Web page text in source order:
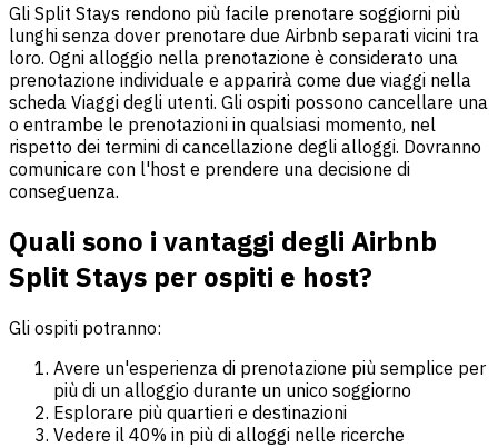
Gli Split Stays rendono più facile prenotare soggiorni più
lunghi senza dover prenotare due Airbnb separati vicini tra
loro. Ogni alloggio nella prenotazione è considerato una
prenotazione individuale e apparirà come due viaggi nella
scheda Viaggi degli utenti. Gli ospiti possono cancellare una
o entrambe le prenotazioni in qualsiasi momento, nel
rispetto dei termini di cancellazione degli alloggi. Dovranno
comunicare con l'host e prendere una decisione di
conseguenza.
Quali sono i vantaggi degli Airbnb
Split Stays per ospiti e host?
Gli ospiti potranno:
Avere un'esperienza di prenotazione più semplice per
più di un alloggio durante un unico soggiorno
Esplorare più quartieri e destinazioni
Vedere il 40% in più di alloggi nelle ricerche